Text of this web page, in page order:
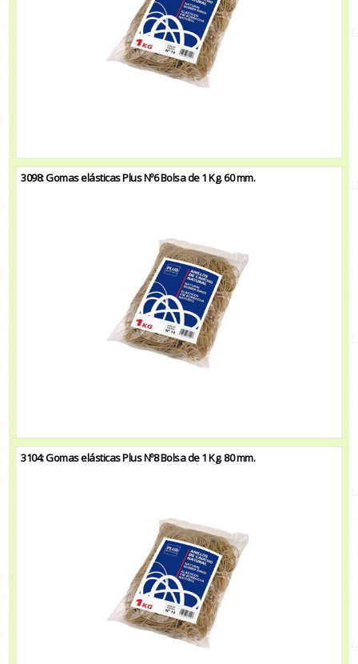
3098: Gomas elásticas Plus Nº6 Bolsa de 1 Kg. 60 mm.
3104: Gomas elásticas Plus Nº8 Bolsa de 1 Kg. 80 mm.